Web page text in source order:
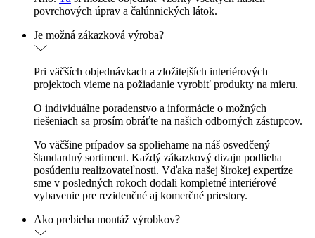
povrchových úprav a čalúnnických látok.
Je možná zákazková výroba?
Pri väčších objednávkach a zložitejších interiérových
projektoch vieme na požiadanie vyrobiť produkty na mieru.
O individuálne poradenstvo a informácie o možných
riešeniach sa prosím obráťte na našich odborných zástupcov.
Vo väčšine prípadov sa spoliehame na náš osvedčený
štandardný sortiment. Každý zákazkový dizajn podlieha
posúdeniu realizovateľnosti. Vďaka našej širokej expertíze
sme v posledných rokoch dodali kompletné interiérové
vybavenie pre rezidenčné aj komerčné priestory.
Ako prebieha montáž výrobkov?